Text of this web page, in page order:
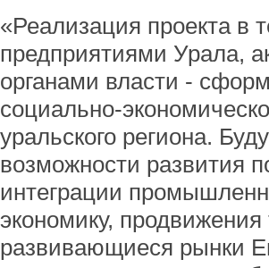
«Реализация проекта в
предприятиями Урала,
органами власти -
социально-
уральского региона.
возможности развития
интеграции
экономику,
развивающиеся рынки